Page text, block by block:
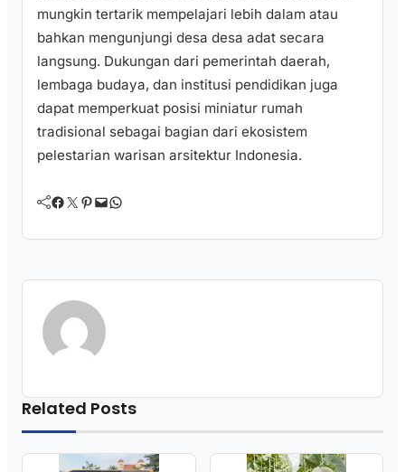
mungkin tertarik mempelajari lebih dalam atau
bahkan mengunjungi desa desa adat secara
langsung. Dukungan dari pemerintah daerah,
lembaga budaya, dan institusi pendidikan juga
dapat memperkuat posisi miniatur rumah
tradisional sebagai bagian dari ekosistem
pelestarian warisan arsitektur Indonesia.
Facebook Twitter Pinterest Mail WhatsApp
Related Posts